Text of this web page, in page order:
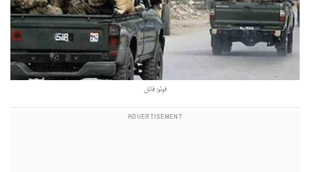
فوٹو: فائل